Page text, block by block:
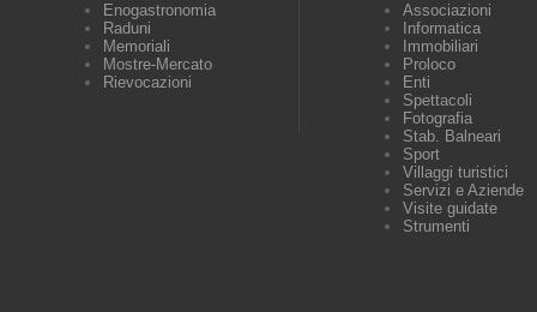
Enogastronomia
Raduni
Memoriali
Mostre-Mercato
Rievocazioni
Associazioni
Informatica
Immobiliari
Proloco
Enti
Spettacoli
Fotografia
Stab. Balneari
Sport
Villaggi turistici
Servizi e Aziende
Visite guidate
Strumenti